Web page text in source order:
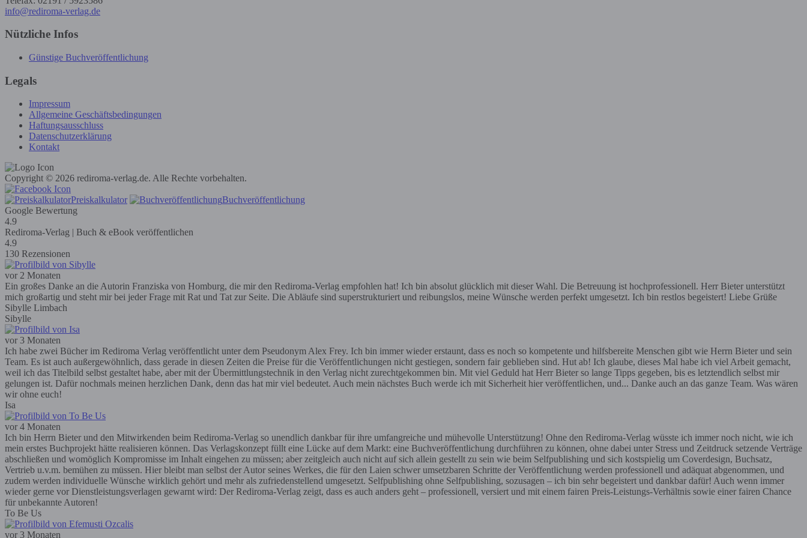
info@rediroma-verlag.de
Nützliche Infos
Günstige Buchveröffentlichung
Legals
Impressum
Allgemeine Geschäftsbedingungen
Haftungsausschluss
Datenschutzerklärung
Kontakt
Copyright © 2026 rediroma-verlag.de. Alle Rechte vorbehalten.
Preiskalkulator
Buchveröffentlichung
Google Bewertung
4.9
Rediroma-Verlag | Buch & eBook veröffentlichen
4.9
130 Rezensionen
vor 2 Monaten
Ein großes Danke an die Autorin Franziska von Homburg, die mir den Rediroma-Verlag empfohlen hat! Ich bin absolut glücklich mit dieser Wahl. Die Betreuung ist hochprofessionell. Herr Bieter unterstützt
mich großartig und steht mir bei jeder Frage mit Rat und Tat zur Seite. Die Abläufe sind superstrukturiert und reibungslos, meine Wünsche werden perfekt umgesetzt. Ich bin restlos begeistert! Liebe Grüße
Sibylle Limbach
Sibylle
vor 3 Monaten
Ich habe zwei Bücher im Rediroma Verlag veröffentlicht unter dem Pseudonym Alex Frey. Ich bin immer wieder erstaunt, dass es noch so kompetente und hilfsbereite Menschen gibt wie Herrn Bieter und sein
Team. Es ist auch außergewöhnlich, dass gerade in diesen Zeiten die Preise für die Veröffentlichungen nicht gestiegen, sondern fair geblieben sind. Hut ab! Ich glaube, dieses Mal habe ich viel Arbeit gemacht,
weil ich das Titelbild selbst gestaltet habe, aber mit der Übermittlungstechnik in den Verlag nicht zurechtgekommen bin. Mit viel Geduld hat Herr Bieter so lange Tipps gegeben, bis es letztendlich selbst mir
gelungen ist. Dafür nochmals meinen herzlichen Dank, denn das hat mir viel bedeutet. Auch mein nächstes Buch werde ich mit Sicherheit hier veröffentlichen, und... Danke auch an das ganze Team. Was wären
wir ohne euch!
Isa
vor 4 Monaten
Ich bin Herrn Bieter und den Mitwirkenden beim Rediroma-Verlag so unendlich dankbar für ihre umfangreiche und mühevolle Unterstützung! Ohne den Rediroma-Verlag wüsste ich immer noch nicht, wie ich
mein erstes Buchprojekt hätte realisieren können. Das Verlagskonzept füllt eine Lücke auf dem Markt: eine Buchveröffentlichung durchführen zu können, ohne dabei unter Stress und Zeitdruck setzende Verträge
abschließen und womöglich Kompromisse im Inhalt eingehen zu müssen; aber zeitgleich auch nicht auf sich allein gestellt zu sein wie beim Selfpublishing und sich kostspielig um Coverdesign, Buchsatz,
Vertrieb u.v.m. bemühen zu müssen. Hier bleibt man selbst der Autor seines Werkes, die für den Laien schwer umsetzbaren Schritte der Veröffentlichung werden professionell und adäquat abgenommen, und
zudem werden individuelle Wünsche wirklich gehört und mehr als zufriedenstellend umgesetzt. Selfpublishing ohne Selfpublishing, sozusagen – ich bin sehr begeistert und dankbar dafür! Auch wenn immer
wieder gerne vor Dienstleistungsverlagen gewarnt wird: Der Rediroma-Verlag zeigt, dass es auch anders geht – professionell, versiert und mit einem fairen Preis-Leistungs-Verhältnis sowie einer fairen Chance
für unbekannte Autoren!
To Be Us
vor 3 Monaten